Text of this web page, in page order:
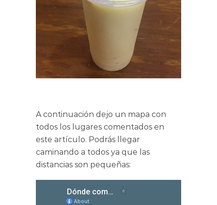
A continuación dejo un mapa con
todos los lugares comentados en
este artículo. Podrás llegar
caminando a todos ya que las
distancias son pequeñas: